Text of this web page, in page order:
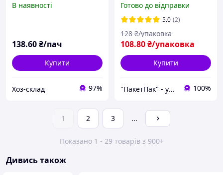
В наявності
138.60₴/пач
Купити
Хоз-склад 97%
дерева для напоїв кави
чаю капучино
Готово до відправки
5.0 (2)
108.80₴/упаковка
128 ₴/упаковка
Купити
"ПакетПак" - упаковка, яка працює на ваш бренд! 100%
1 2 3 ...
Показано 1 - 29 товарів з 900+
Дивись також